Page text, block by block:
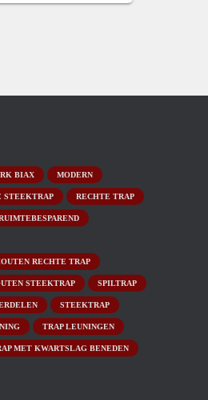
BIAX MODERN
STEEKTRAP RECHTE TRAP
RECHTE TRAP
STEEKTRAP SPILTRAP
STEEKTRAP
TRAP LEUNINGEN
MET KWARTSLAG BENEDEN